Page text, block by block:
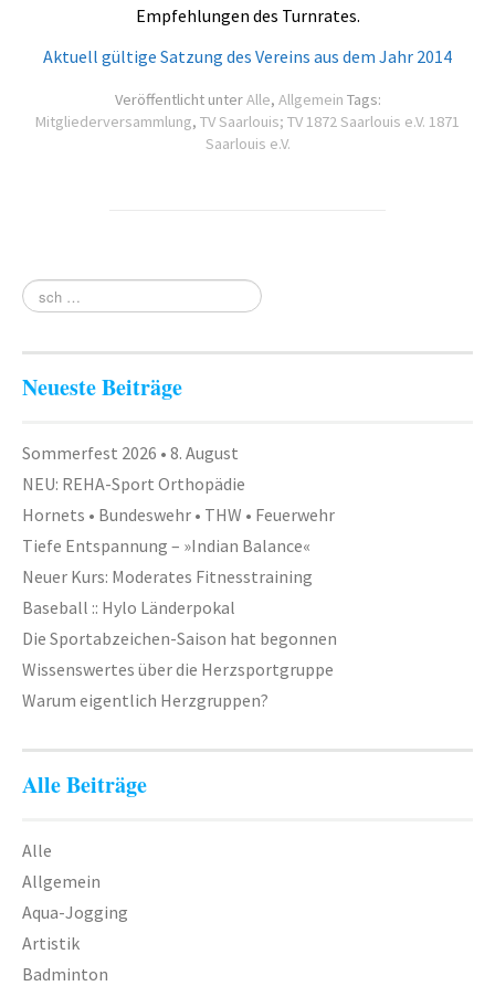
Empfehlungen des Turnrates.
Aktuell gültige Satzung des Vereins aus dem Jahr 2014
Veröffentlicht unterAlle, Allgemein Tags:
Mitgliederversammlung, TV Saarlouis; TV 1872 Saarlouis e.V. 1871
Saarlouis e.V.
Neueste Beiträge
Sommerfest 2026 • 8. August
NEU: REHA-Sport Orthopädie
Hornets • Bundeswehr • THW • Feuerwehr
Tiefe Entspannung – »Indian Balance«
Neuer Kurs: Moderates Fitnesstraining
Baseball :: Hylo Länderpokal
Die Sportabzeichen-Saison hat begonnen
Wissenswertes über die Herzsportgruppe
Warum eigentlich Herzgruppen?
Alle Beiträge
Alle
Allgemein
Aqua-Jogging
Artistik
Badminton